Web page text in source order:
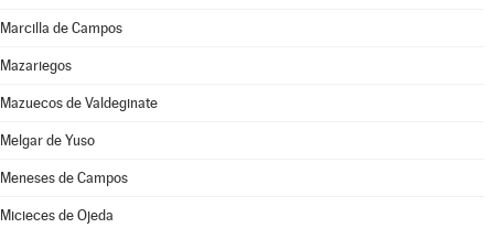
Marcilla de Campos
Mazariegos
Mazuecos de Valdeginate
Melgar de Yuso
Meneses de Campos
Micieces de Ojeda